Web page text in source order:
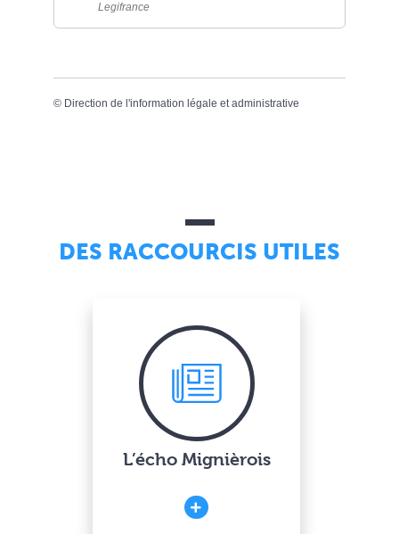
Legifrance
© Direction de l'information légale et administrative
DES RACCOURCIS UTILES
L’écho Mignièrois